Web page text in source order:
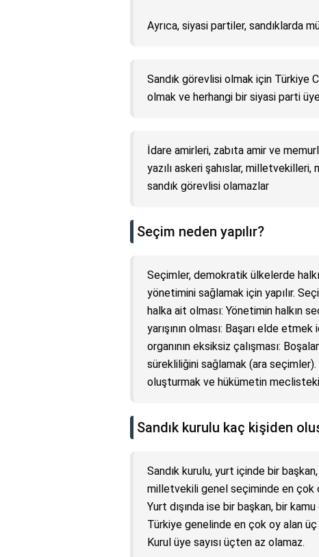
Ayrıca, siyasi partiler, sandıklarda
Sandık görevlisi olmak için Türkiye
olmak ve herhangi bir siyasi parti
İdare amirleri, zabıta amir ve
yazılı askeri şahıslar,
sandık görevlisi olamazlar
Seçim neden yapılır?
Seçimler, demokratik ülkelerde
yönetimini sağlamak için yapılır.
halka ait olması: Yönetimin halkın
yarışının olması: Başarı elde
organının eksiksiz çalışması:
sürekliliğini sağlamak (ara
oluşturmak ve hükümetin
Sandık kurulu kaç kişiden
Sandık kurulu, yurt içinde bir
milletvekili genel seçiminde en çok
Yurt dışında ise bir başkan, bir
Türkiye genelinde en çok oy alan
Kurul üye sayısı üçten az olamaz.